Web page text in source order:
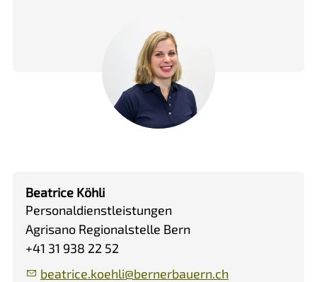
Beatrice Köhli
Personaldienstleistungen
Agrisano Regionalstelle Bern
+41 31 938 22 52
b
tr c k hl b rn rb rn ch